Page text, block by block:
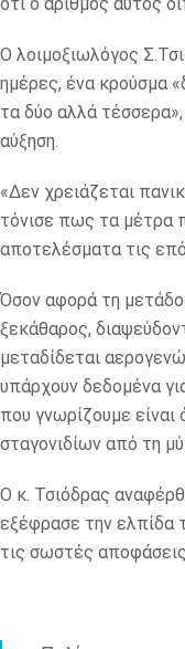
Ο λοιμοξιωλόγος
ημέρες, ένα κρούσμα
τα δύο αλλά
αύξηση.
«Δεν χρειάζεται
τόνισε πως τα μέτρα
αποτελέσματα τις
Όσον αφορά τη
ξεκάθαρος,
μεταδίδεται
υπάρχουν δεδομένα
που γνωρίζουμε είναι
σταγονιδίων από τη
Ο κ. Τσιόδρας
εξέφρασε την ελπίδα
τις σωστές αποφάσεις.